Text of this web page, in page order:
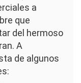
a
que
del hermoso
A
de algunos